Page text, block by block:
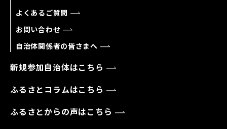
よくあるご質問
お問い合わせ
自治体関係者の皆さまへ
新規参加自治体はこちら
ふるさとコラムはこちら
ふるさとからの声はこちら